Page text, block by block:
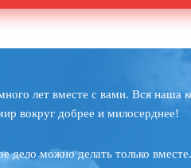
лет вместе с вами. Вся
вокруг добрее и милосерднее!
дело можно делать только